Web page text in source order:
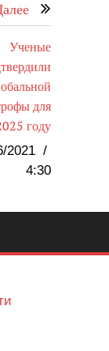
Ученые
для
году
2021 /
4:30